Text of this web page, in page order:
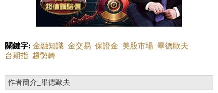
關鍵字: 金融知識 金交易 保證金 美股市場 畢德歐夫
台期指 趨勢轉
作者簡介_畢德歐夫